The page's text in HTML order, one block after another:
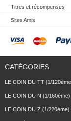
Titres et récompenses
Sites Amis
CATÉGORIES
LE COIN DU TT (1/
LE COIN DU N (1/160ème)
LE COIN DU Z (1/220ème)